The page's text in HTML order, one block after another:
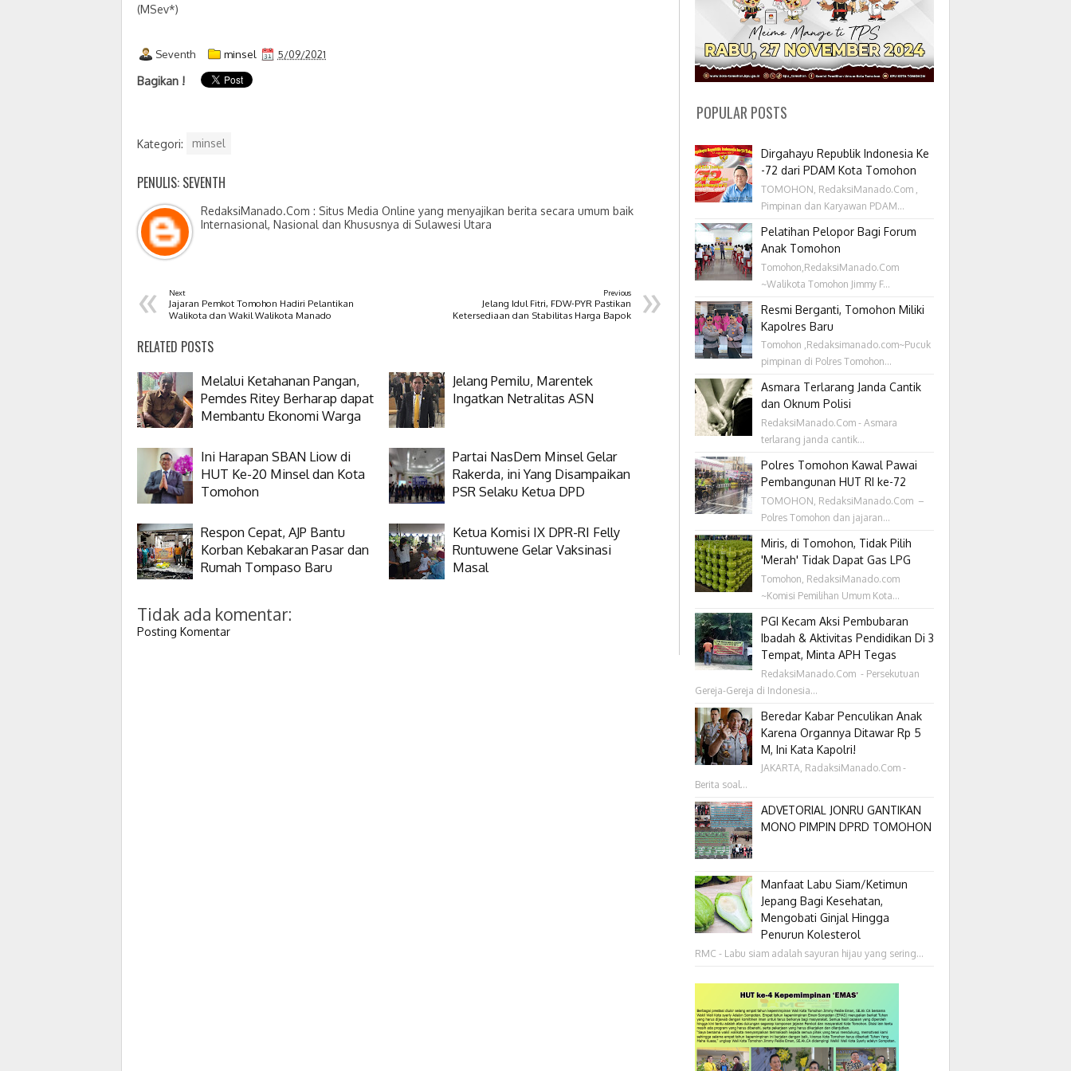
(MSev*)
Seventh minsel 5/09/2021
Bagikan !
Kategori: minsel
PENULIS: SEVENTH
RedaksiManado.Com : Situs Media Online yang menyajikan berita secara umum baik
Internasional, Nasional dan Khususnya di Sulawesi Utara
« Next
Jajaran Pemkot Tomohon Hadiri Pelantikan
Walikota dan Wakil Walikota Manado
»
Previous
Jelang Idul Fitri, FDW-PYR Pastikan
Ketersediaan dan Stabilitas Harga Bapok
RELATED POSTS
Melalui Ketahanan Pangan,
Pemdes Ritey Berharap dapat
Membantu Ekonomi Warga
Jelang Pemilu, Marentek
Ingatkan Netralitas ASN
Ini Harapan SBAN Liow di
HUT Ke-20 Minsel dan Kota
Tomohon
Partai NasDem Minsel Gelar
Rakerda, ini Yang Disampaikan
PSR Selaku Ketua DPD
Respon Cepat, AJP Bantu
Korban Kebakaran Pasar dan
Rumah Tompaso Baru
Ketua Komisi IX DPR-RI Felly
Runtuwene Gelar Vaksinasi
Masal
Tidak ada komentar:
Posting Komentar
POPULAR POSTS
Dirgahayu Republik Indonesia Ke
-72 dari PDAM Kota Tomohon
TOMOHON, RedaksiManado.Com ,
Pimpinan dan Karyawan PDAM...
Pelatihan Pelopor Bagi Forum
Anak Tomohon
Tomohon,RedaksiManado.Com
~Walikota Tomohon Jimmy F...
Resmi Berganti, Tomohon Miliki
Kapolres Baru
Tomohon ,Redaksimanado.com~Pucuk
pimpinan di Polres Tomohon...
Asmara Terlarang Janda Cantik
dan Oknum Polisi
RedaksiManado.Com - Asmara
terlarang janda cantik...
Polres Tomohon Kawal Pawai
Pembangunan HUT RI ke-72
TOMOHON, RedaksiManado.Com –
Polres Tomohon dan jajaran...
Miris, di Tomohon, Tidak Pilih
'Merah' Tidak Dapat Gas LPG
Tomohon, RedaksiManado.com
~Komisi Pemilihan Umum Kota...
PGI Kecam Aksi Pembubaran
Ibadah & Aktivitas Pendidikan Di 3
Tempat, Minta APH Tegas
RedaksiManado.Com - Persekutuan
Gereja-Gereja di Indonesia...
Beredar Kabar Penculikan Anak
Karena Organnya Ditawar Rp 5
M, Ini Kata Kapolri!
JAKARTA, RadaksiManado.Com -
Berita soal...
ADVETORIAL JONRU GANTIKAN
MONO PIMPIN DPRD TOMOHON
Manfaat Labu Siam/Ketimun
Jepang Bagi Kesehatan,
Mengobati Ginjal Hingga
Penurun Kolesterol
RMC - Labu siam adalah sayuran hijau yang sering...